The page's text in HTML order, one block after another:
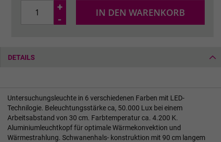
+
-
IN DEN WARENKORB
DETAILS
Untersuchungsleuchte in 6 verschiedenen Farben mit LED-
Technilogie. Beleuchtungsstärke ca, 50.000 Lux bei einem
Arbeitsabstand von 30 cm. Farbtemperatur ca. 4.200 K.
Aluminiumleuchtkopf für optimale Wärmekonvektion und
Wärmestrahlung. Schwanenhals- konstruktion mit 90 cm langem